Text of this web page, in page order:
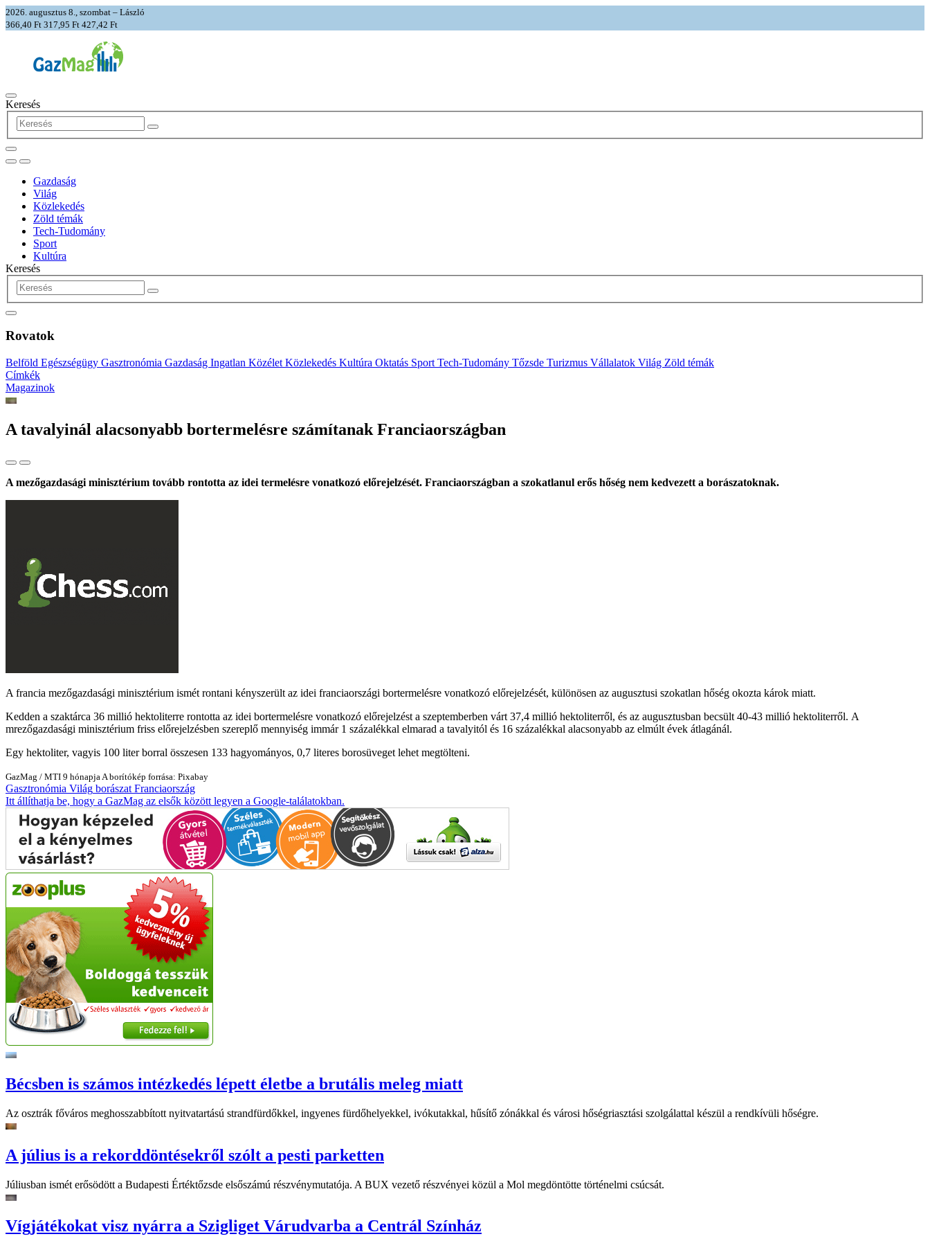
2026. augusztus 8., szombat – László
366,40 Ft 317,95 Ft 427,42 Ft
Keresés
Gazdaság
Világ
Közlekedés
Zöld témák
Tech-Tudomány
Sport
Kultúra
Keresés
Rovatok
Belföld Egészségügy Gasztronómia Gazdaság Ingatlan Közélet Közlekedés Kultúra Oktatás Sport Tech-Tudomány Tőzsde Turizmus Vállalatok Világ Zöld témák
Címkék
Magazinok
A tavalyinál alacsonyabb bortermelésre számítanak Franciaországban
A mezőgazdasági minisztérium tovább rontotta az idei termelésre vonatkozó előrejelzését. Franciaországban a szokatlanul erős hőség nem kedvezett a borászatoknak.
A francia mezőgazdasági minisztérium ismét rontani kényszerült az idei franciaországi bortermelésre vonatkozó előrejelzését, különösen az augusztusi szokatlan hőség okozta károk miatt.
Kedden a szaktárca 36 millió hektoliterre rontotta az idei bortermelésre vonatkozó előrejelzést a szeptemberben várt 37,4 millió hektoliterről, és az augusztusban becsült 40-43 millió hektoliterről. A
mrezőgazdasági minisztérium friss előrejelzésben szereplő mennyiség immár 1 százalékkal elmarad a tavalyitól és 16 százalékkal alacsonyabb az elmúlt évek átlagánál.
Egy hektoliter, vagyis 100 liter borral összesen 133 hagyományos, 0,7 literes borosüveget lehet megtölteni.
GazMag / MTI 9 hónapja A borítókép forrása: Pixabay
Gasztronómia Világ borászat Franciaország
Itt állíthatja be, hogy a GazMag az elsők között legyen a Google-találatokban.
Bécsben is számos intézkedés lépett életbe a brutális meleg miatt
Az osztrák főváros meghosszabbított nyitvatartású strandfürdőkkel, ingyenes fürdőhelyekkel, ivókutakkal, hűsítő zónákkal és városi hőségriasztási szolgálattal készül a rendkívüli hőségre.
A július is a rekorddöntésekről szólt a pesti parketten
Júliusban ismét erősödött a Budapesti Értéktőzsde elsőszámú részvénymutatója. A BUX vezető részvényei közül a Mol megdöntötte történelmi csúcsát.
Vígjátékokat visz nyárra a Szigliget Várudvarba a Centrál Színház